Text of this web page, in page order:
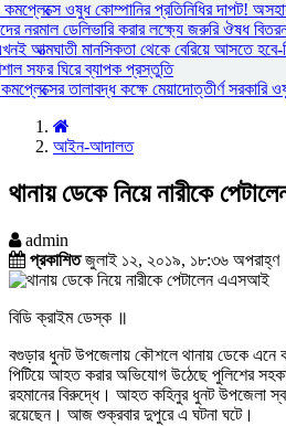
ওষুধ কোম্পানির প্রতিনিধির দাপট!
নরমাল ডেলিভারি করার লক্ষ্যে জরুরি ঔষধ
আত্মঘাতী মানসিকতা থেকে বেরিয়ে আসতে হবে-
সফর ঘিরে ব্যাপক প্রস্তুতি
কমপ্লেক্সের তালাবদ্ধ কক্ষে মেয়াদোত্তীর্ণ সরকারি
আইন-আদালত
থানায় ডেকে নিয়ে নারীকে
admin
প্রকাশিতজুলাই ১২, ২০১৯, ১৮:৩৬ অপরাহ্ণ
বিডি ক্রাইম ডেস্ক ॥
বগুড়ার ধুনট উপজেলায় কৌশলে থানায় ডেকে এনে
পিটিয়ে আহত করার অভিযোগ উঠেছে পুলিশের
রহমানের বিরুদ্ধে। আহত কহিনুর ধুনট উপজেলা
রয়েছেন। আজ শুক্রবার দুপুরে এ ঘটনা ঘটে।